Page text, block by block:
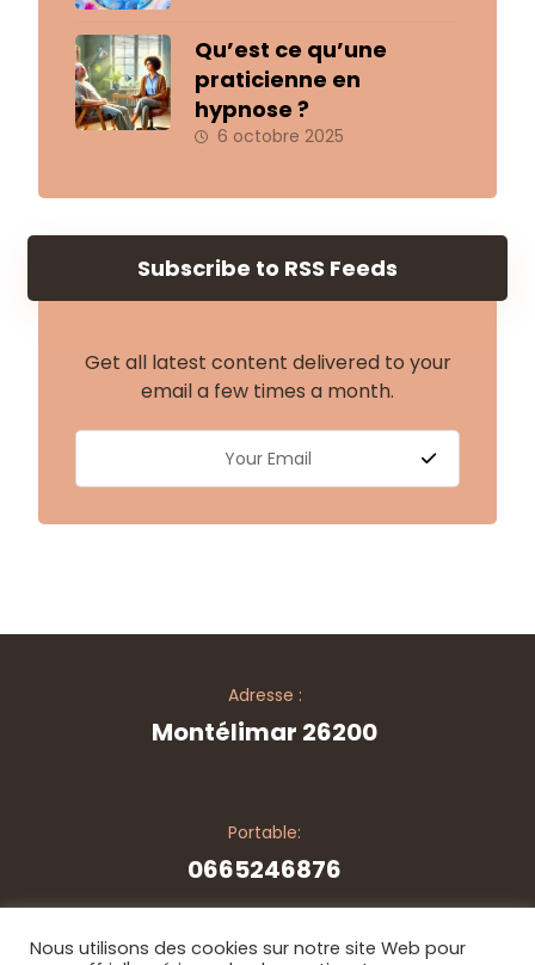
Qu’est ce qu’une
praticienne en
hypnose ?
6 octobre 2025
Subscribe to RSS Feeds
Get all latest content delivered to your
email a few times a month.
Adresse :
Montélimar 26200
Portable:
0665246876
Nous utilisons des cookies sur notre site Web pour